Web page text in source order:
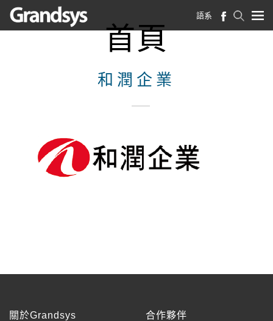
語系
首頁
和潤企業
關於Grandsys 合作夥伴